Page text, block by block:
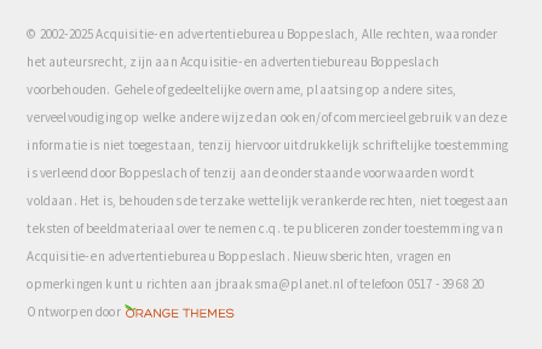
© 2002-2025 Acquisitie- en advertentiebureau Boppeslach, Alle rechten, waaronder
het auteursrecht, zijn aan Acquisitie- en advertentiebureau Boppeslach
voorbehouden. Gehele of gedeeltelijke overname, plaatsing op andere sites,
verveelvoudiging op welke andere wijze dan ook en/of commercieel gebruik van deze
informatie is niet toegestaan, tenzij hiervoor uitdrukkelijk schriftelijke toestemming
is verleend door Boppeslach of tenzij aan de onderstaande voorwaarden wordt
voldaan. Het is, behoudens de terzake wettelijk verankerde rechten, niet toegestaan
teksten of beeldmateriaal over te nemen c.q. te publiceren zonder toestemming van
Acquisitie- en advertentiebureau Boppeslach. Nieuwsberichten, vragen en
opmerkingen kunt u richten aan jbraaksma@planet.nl of telefoon 0517 - 39 68 20
Ontworpen door